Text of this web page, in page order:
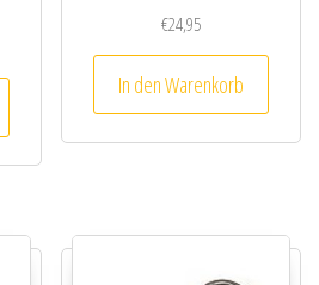
€24,95
In den Warenkorb